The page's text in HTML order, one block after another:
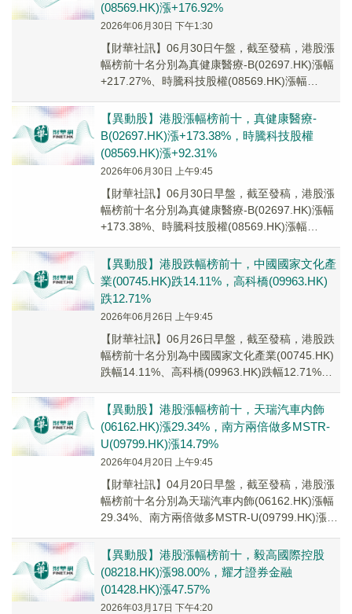
(08569.HK)漲+176.92%
2026年06月30日 下午1:30
【財華社訊】06月30日午盤，截至發稿，港股漲
幅榜前十名分別為真健康醫療-B(02697.HK)漲幅
+217.27%、時騰科技股權(08569.HK)漲幅
【異動股】港股漲幅榜前十，真健康醫療-
B(02697.HK)漲+173.38%，時騰科技股權
(08569.HK)漲+92.31%
2026年06月30日 上午9:45
【財華社訊】06月30日早盤，截至發稿，港股漲
幅榜前十名分別為真健康醫療-B(02697.HK)漲幅
+173.38%、時騰科技股權(08569.HK)漲幅
【異動股】港股跌幅榜前十，中國國家文化產
業(00745.HK)跌14.11%，高科橋(09963.HK)
跌12.71%
2026年06月26日 上午9:45
【財華社訊】06月26日早盤，截至發稿，港股跌
幅榜前十名分別為中國國家文化產業(00745.HK)
跌幅14.11%、高科橋(09963.HK)跌幅12.71%、
【異動股】港股漲幅榜前十，天瑞汽車内飾
(06162.HK)漲29.34%，南方兩倍做多MSTR-
U(09799.HK)漲14.79%
2026年04月20日 上午9:45
【財華社訊】04月20日早盤，截至發稿，港股漲
幅榜前十名分別為天瑞汽車内飾(06162.HK)漲幅
29.34%、南方兩倍做多MSTR-U(09799.HK)漲幅
【異動股】港股漲幅榜前十，毅高國際控股
(08218.HK)漲98.00%，耀才證券金融
(01428.HK)漲47.57%
2026年03月17日 下午4:20